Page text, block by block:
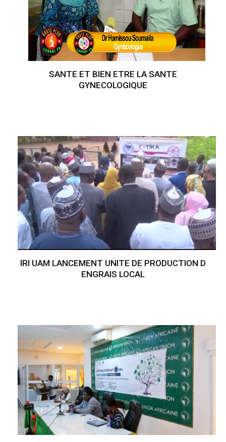
SANTE ET BIEN ETRE LA SANTE
GYNECOLOGIQUE
IRI UAM LANCEMENT UNITE DE PRODUCTION D
ENGRAIS LOCAL